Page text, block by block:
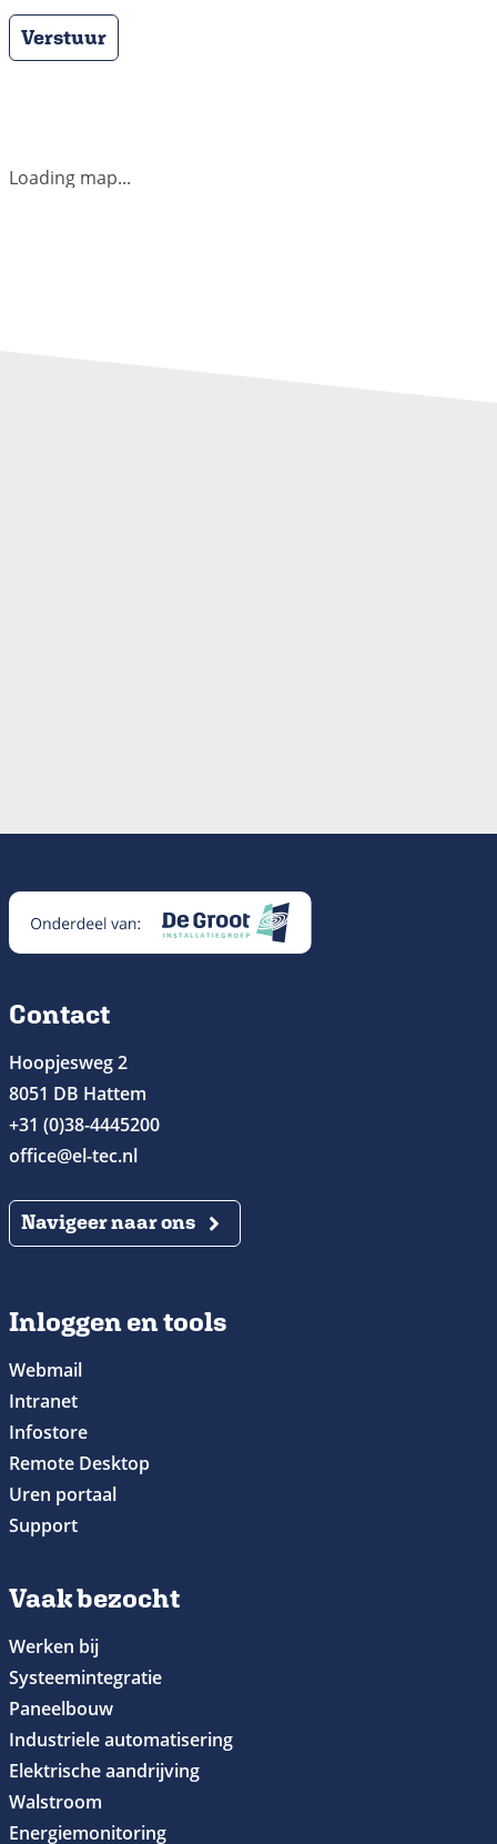
Verstuur
Loading map...
Contact
Hoopjesweg 2
8051 DB Hattem
+31 (0)38-4445200
office@el-tec.nl
Navigeer naar ons
Inloggen en tools
Webmail
Intranet
Infostore
Remote Desktop
Uren portaal
Support
Vaak bezocht
Werken bij
Systeemintegratie
Paneelbouw
Industriele automatisering
Elektrische aandrijving
Walstroom
Energiemonitoring